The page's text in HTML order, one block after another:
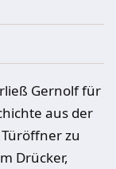
Gernolf für
aus der
zu
Drücker,